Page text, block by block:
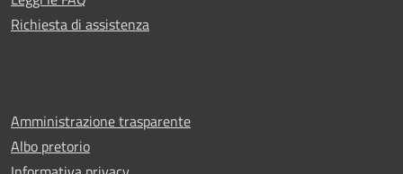
Richiesta di assistenza
Amministrazione trasparente
Albo pretorio